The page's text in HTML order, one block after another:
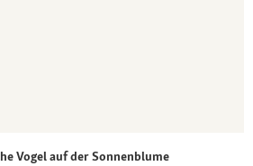
Vogel auf der Sonnenblume